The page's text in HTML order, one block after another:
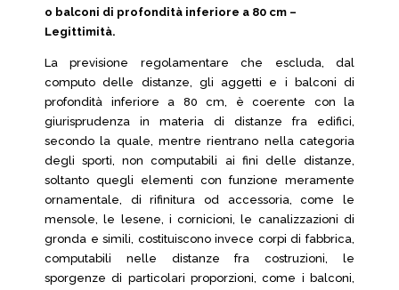
o balconi di profondità inferiore a 80 cm –
Legittimità.
La previsione regolamentare che escluda, dal
computo delle distanze, gli aggetti e i balconi di
profondità inferiore a 80 cm, è coerente con la
giurisprudenza in materia di distanze fra edifici,
secondo la quale, mentre rientrano nella categoria
degli sporti, non computabili ai fini delle distanze,
soltanto quegli elementi con funzione meramente
ornamentale, di rifinitura od accessoria, come le
mensole, le lesene, i cornicioni, le canalizzazioni di
gronda e simili, costituiscono invece corpi di fabbrica,
computabili nelle distanze fra costruzioni, le
sporgenze di particolari proporzioni, come i balconi,